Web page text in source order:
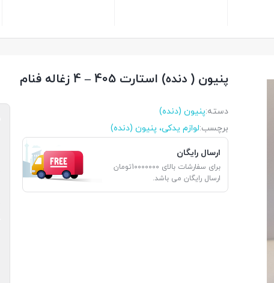
بستن بستن
پنیون ( دنده) استارت 405 – 4 زغاله فنام
دسته:پنیون (دنده)
برچسب:لوازم یدکی، پنیون (دنده)
ارسال رایگان
برای سفارشات بالای 10000000تومان
ارسال رایگان می باشد.